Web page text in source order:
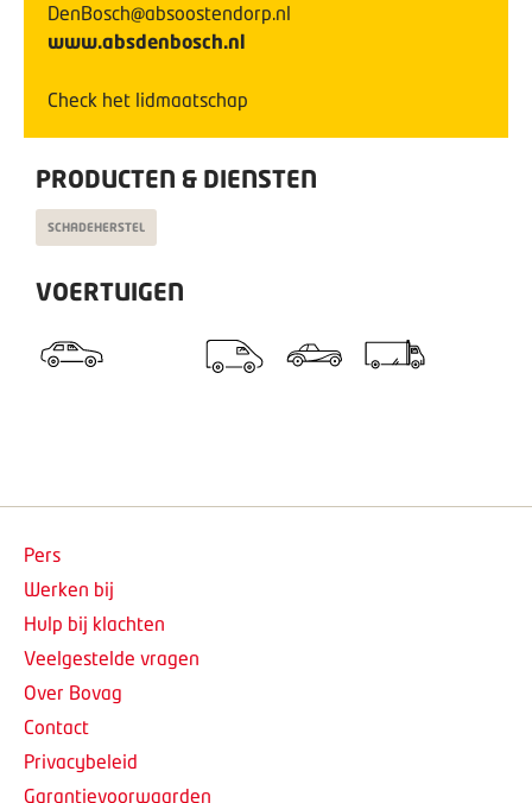
DenBosch@absoostendorp.nl
www.absdenbosch.nl
Check het lidmaatschap
PRODUCTEN & DIENSTEN
SCHADEHERSTEL
VOERTUIGEN
Pers
Werken bij
Hulp bij klachten
Veelgestelde vragen
Over Bovag
Contact
Privacybeleid
Garantievoorwaarden